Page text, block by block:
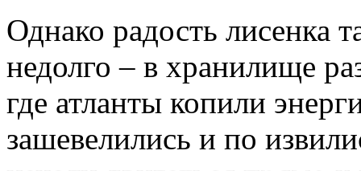
Однако радость лисенка
недолго – в хранилище
где атланты копили
зашевелились и по